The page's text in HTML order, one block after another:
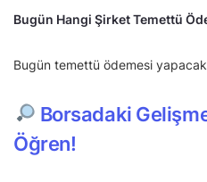
Bugün Hangi Şirket Temettü
Bugün temettü ödemesi
Borsadaki
Öğren!